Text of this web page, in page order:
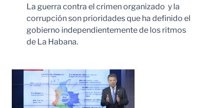
La guerra contra el crimen organizado y la
corrupción son prioridades que ha definido el
gobierno independientemente de los ritmos
de La Habana.